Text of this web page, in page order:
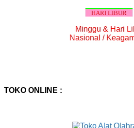
HARI LIBUR
Minggu & Hari
Nasional /
TOKO ONLINE :